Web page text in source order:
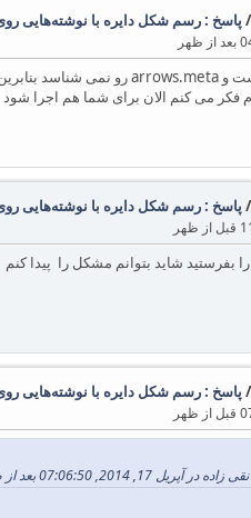
/ پاسخ : رسم شکل دایره با نوشته‌هایی
فکر می کنم الان برای شما هم اجرا شود
/ پاسخ : رسم شکل دایره با نوشته‌هایی
/ پاسخ : رسم شکل دایره با نوشته‌هایی
17, 2014, 07:06:50 بعد از ظهر